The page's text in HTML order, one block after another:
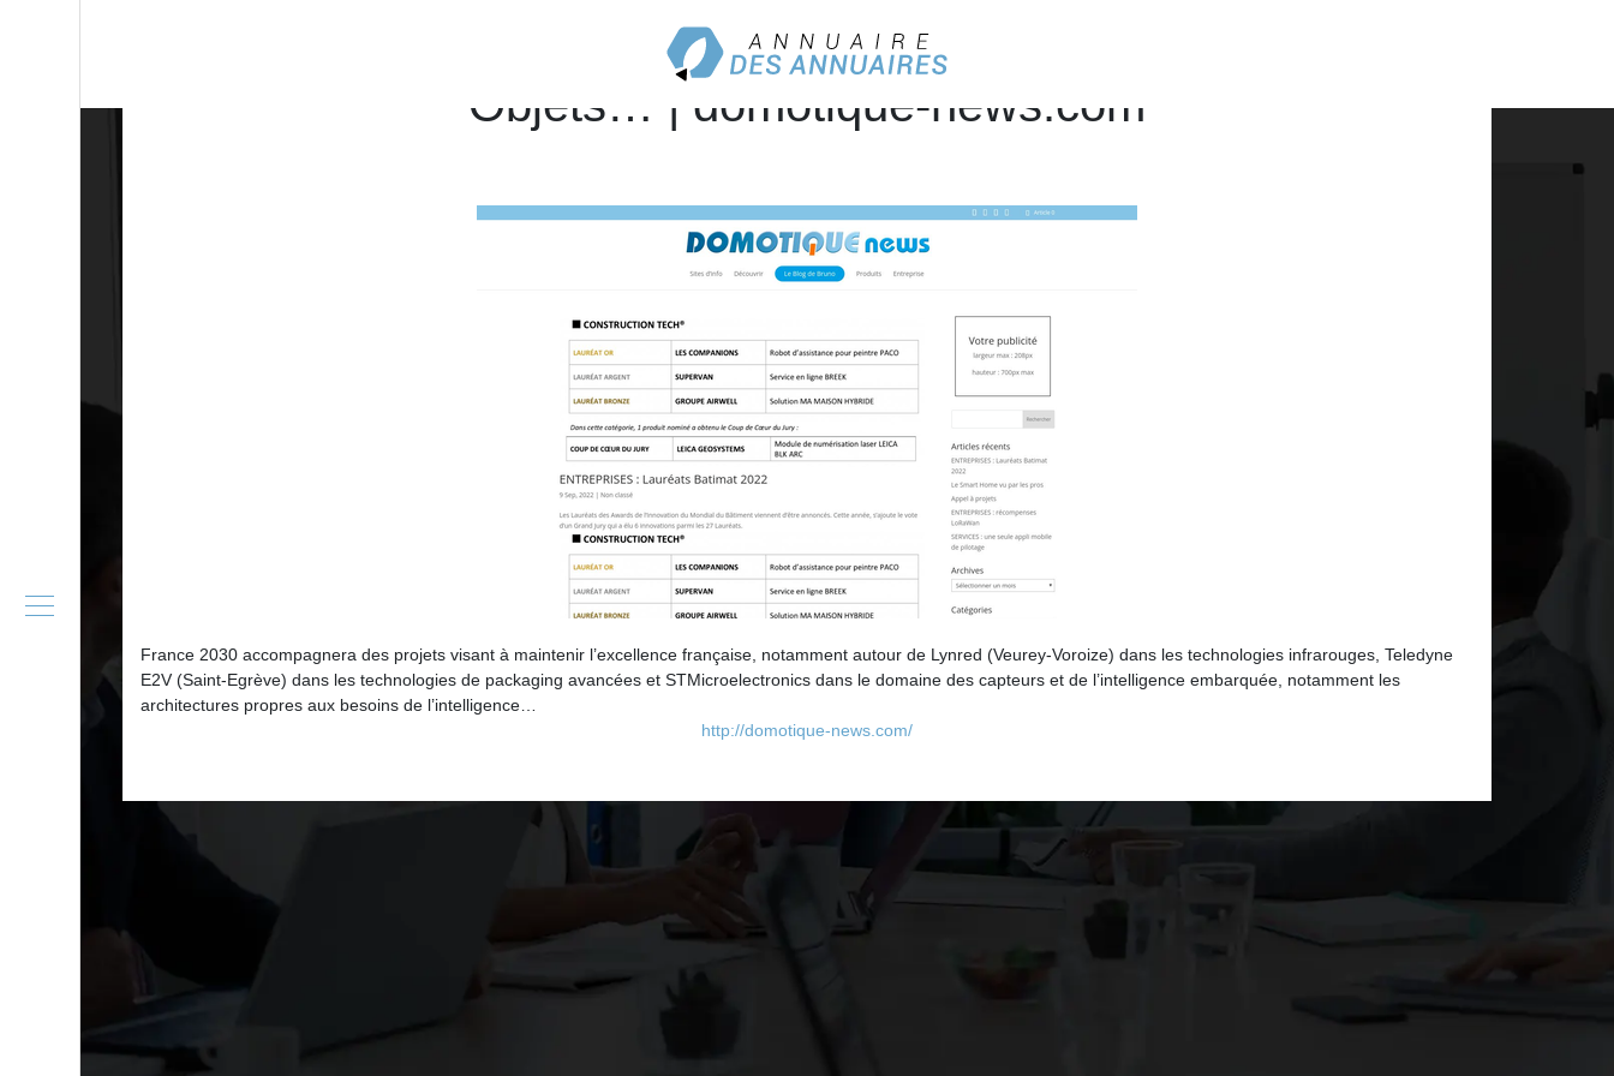
Domotique News – 1er site européen dédié au Smart Home &
Objets… | domotique-news.com
France 2030 accompagnera des projets visant à maintenir l’excellence française, notamment autour de Lynred (Veurey-Voroize) dans les technologies infrarouges, Teledyne
E2V (Saint-Egrève) dans les technologies de packaging avancées et STMicroelectronics dans le domaine des capteurs et de l’intelligence embarquée, notamment les
architectures propres aux besoins de l’intelligence…
http://domotique-news.com/